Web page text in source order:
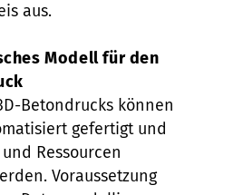
aus.
Modell für den
Betondrucks können
gefertigt und
Ressourcen
Voraussetzung